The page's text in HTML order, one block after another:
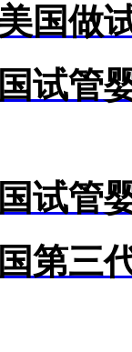
国做
试管
试管
第三